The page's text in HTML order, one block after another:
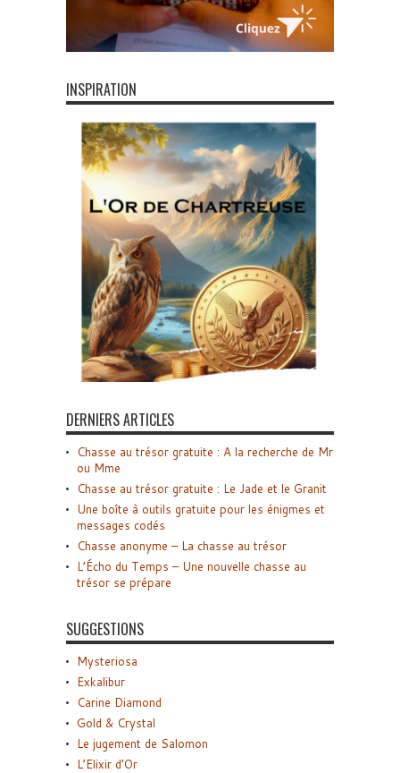
INSPIRATION
DERNIERS ARTICLES
Chasse au trésor gratuite : A la recherche de Mr
ou Mme
Chasse au trésor gratuite : Le Jade et le Granit
Une boîte à outils gratuite pour les énigmes et
messages codés
Chasse anonyme – La chasse au trésor
L’Écho du Temps – Une nouvelle chasse au
trésor se prépare
SUGGESTIONS
Mysteriosa
Exkalibur
Carine Diamond
Gold & Crystal
Le jugement de Salomon
L’Elixir d’Or